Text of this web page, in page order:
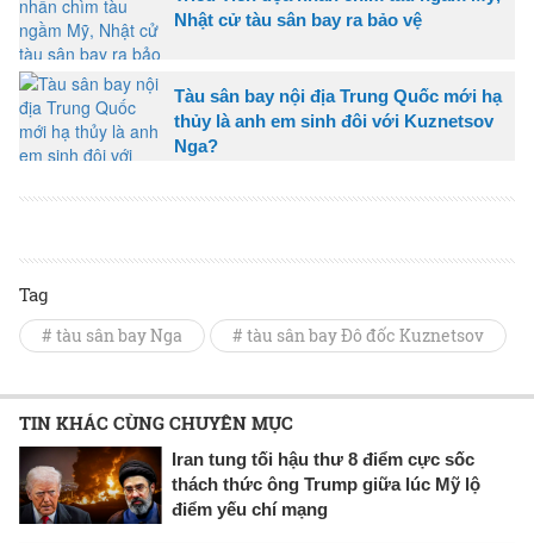
Nhật cử tàu sân bay ra bảo vệ
Tàu sân bay nội địa Trung Quốc mới hạ
thủy là anh em sinh đôi với Kuznetsov
Nga?
Tag
# tàu sân bay Nga # tàu sân bay Đô đốc Kuznetsov
TIN KHÁC CÙNG CHUYÊN MỤC
Iran tung tối hậu thư 8 điểm cực sốc
thách thức ông Trump giữa lúc Mỹ lộ
điểm yếu chí mạng